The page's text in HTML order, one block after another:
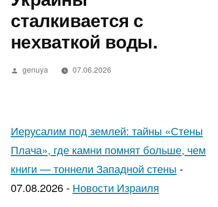
נחש
—
חשפניות
בישראל
על
עצמן
While
to
Pick
Each
Other
в
Google»
מידע,
מודעות
ואבחון
בחיפה
сталкивается с
нехваткой воды.
Написано
genuya 07.06.2026
Иерусалим под землей: тайны «Стены
Плача», где камни помнят больше, чем
книги — тоннели Западной стены -
07.08.2026 - Новости Израиля